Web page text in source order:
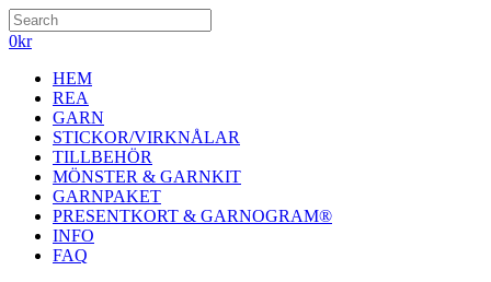
0kr
HEM
REA
GARN
STICKOR/VIRKNÅLAR
TILLBEHÖR
MÖNSTER & GARNKIT
GARNPAKET
PRESENTKORT & GARNOGRAM®
INFO
FAQ